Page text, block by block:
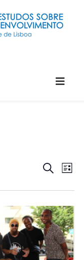
Views
Pesquisar
List